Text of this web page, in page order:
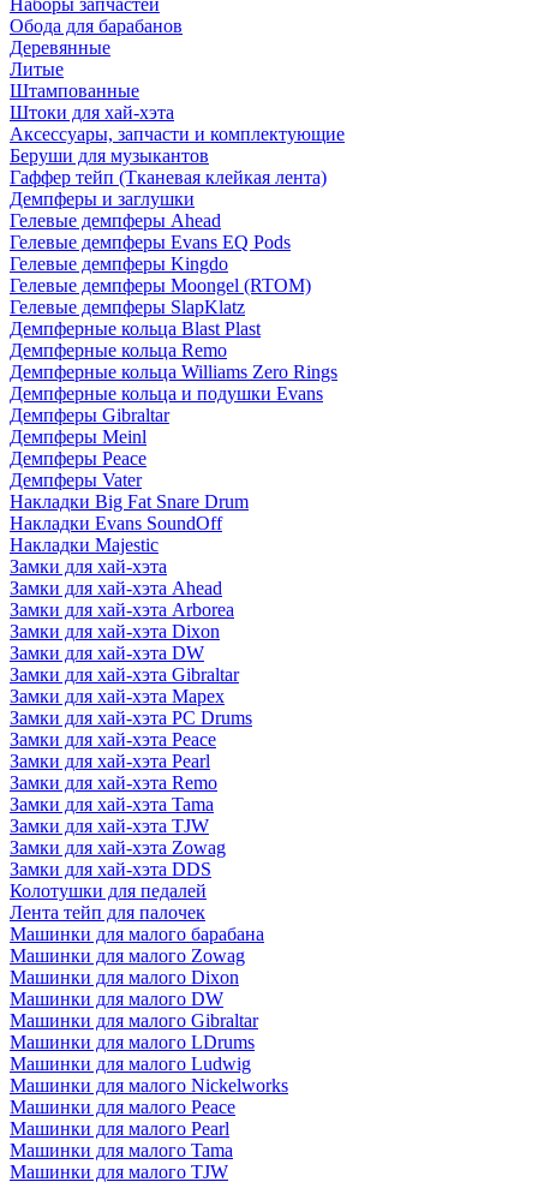
Наборы запчастей
Обода для барабанов
Деревянные
Литые
Штампованные
Штоки для хай-хэта
Аксессуары, запчасти и комплектующие
Беруши для музыкантов
Гаффер тейп (Тканевая клейкая лента)
Демпферы и заглушки
Гелевые демпферы Ahead
Гелевые демпферы Evans EQ Pods
Гелевые демпферы Kingdo
Гелевые демпферы Moongel (RTOM)
Гелевые демпферы SlapKlatz
Демпферные кольца Blast Plast
Демпферные кольца Remo
Демпферные кольца Williams Zero Rings
Демпферные кольца и подушки Evans
Демпферы Gibraltar
Демпферы Meinl
Демпферы Peace
Демпферы Vater
Накладки Big Fat Snare Drum
Накладки Evans SoundOff
Накладки Majestic
Замки для хай-хэта
Замки для хай-хэта Ahead
Замки для хай-хэта Arborea
Замки для хай-хэта Dixon
Замки для хай-хэта DW
Замки для хай-хэта Gibraltar
Замки для хай-хэта Mapex
Замки для хай-хэта PC Drums
Замки для хай-хэта Peace
Замки для хай-хэта Pearl
Замки для хай-хэта Remo
Замки для хай-хэта Tama
Замки для хай-хэта TJW
Замки для хай-хэта Zowag
Замки для хай-хэта DDS
Колотушки для педалей
Лента тейп для палочек
Машинки для малого барабана
Машинки для малого Zowag
Машинки для малого Dixon
Машинки для малого DW
Машинки для малого Gibraltar
Машинки для малого LDrums
Машинки для малого Ludwig
Машинки для малого Nickelworks
Машинки для малого Peace
Машинки для малого Pearl
Машинки для малого Tama
Машинки для малого TJW